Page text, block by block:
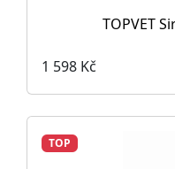
TOPVET
1 598 Kč
TOP